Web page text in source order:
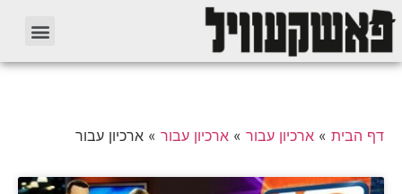
דף הבית » ארכיון עבור » ארכיון עבור » ארכיון עבור